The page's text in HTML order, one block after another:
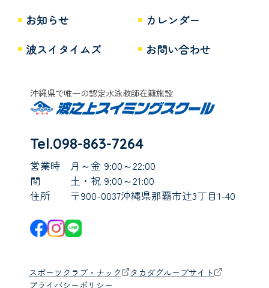
お知らせ
カレンダー
波スイタイムズ
お問い合わせ
沖縄県で唯一の認定水泳教師在籍施設
Tel.098-863-7264
営業時
間
月～金 9:00～22:00
土・祝 9:00～21:00
住所
〒900-0037沖縄県那覇市辻3丁目1-40
スポーツクラブ・ナック
タカダグループサイト
プライバシーポリシー